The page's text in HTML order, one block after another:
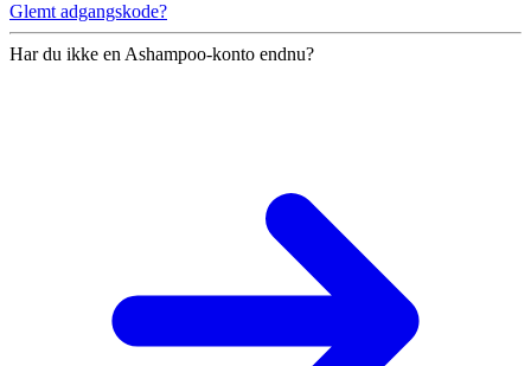
Glemt adgangskode?
Har du ikke en Ashampoo-konto endnu?